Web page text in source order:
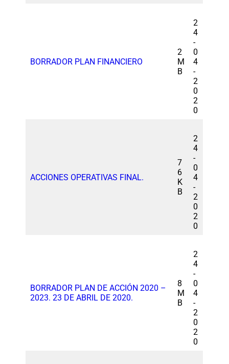
BORRADOR PLAN FINANCIERO
2
M
B
2
4
-
0
4
-
2
0
2
0
ACCIONES OPERATIVAS FINAL.
7
6
K
B
2
4
-
0
4
-
2
0
2
0
BORRADOR PLAN DE ACCIÓN 2020 –
2023. 23 DE ABRIL DE 2020.
8
M
B
2
4
-
0
4
-
2
0
2
0